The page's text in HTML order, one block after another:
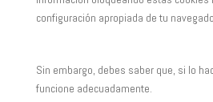
configuración apropiada de tu
Sin embargo, debes saber que, si lo
funcione adecuadamente.